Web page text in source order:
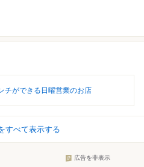
チができる日曜営業のお店
すべて表示する
広告を非表示